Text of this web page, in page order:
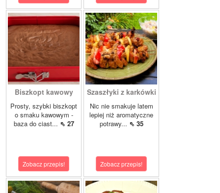
Biszkopt kawowy
Prosty, szybki biszkopt
o smaku kawowym -
baza do ciast... ⇖ 27
Zobacz przepis!
Szaszłyki z karkówki
Nic nie smakuje latem
lepiej niż aromatyczne
potrawy... ⇖ 35
Zobacz przepis!